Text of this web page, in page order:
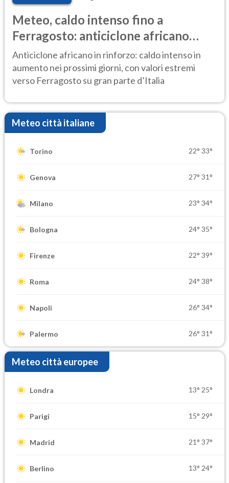
Meteo, caldo intenso fino a
Ferragosto: anticiclone africano
ancora protagonista
Anticiclone africano in rinforzo: caldo intenso in
aumento nei prossimi giorni, con valori estremi
verso Ferragosto su gran parte d’Italia
Meteo città italiane
Torino 22° 33°
Genova 27° 31°
Milano 23° 34°
Bologna 24° 35°
Firenze 22° 39°
Roma 24° 38°
Napoli 26° 34°
Palermo 26° 31°
Meteo città europee
Londra 13° 25°
Parigi 15° 29°
Madrid 21° 37°
Berlino 13° 24°